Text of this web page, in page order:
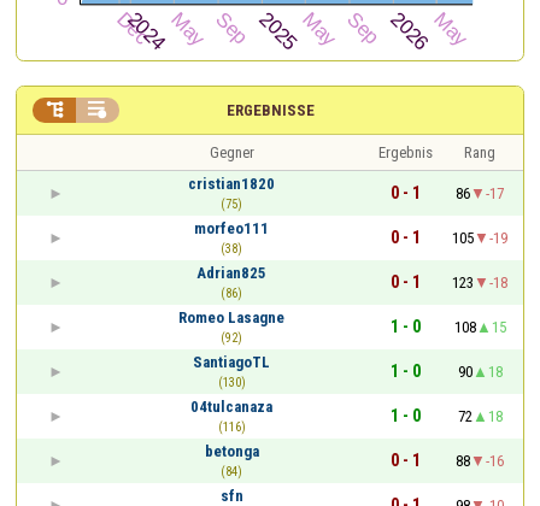
ERGEBNISSE
 
Gegner Ergebnis
Rang
cristian1820
(75)
0 - 1 86
-17
morfeo111
(38)
0 - 1 105
-19
Adrian825
(86)
0 - 1 123
-18
Romeo Lasagne
(92)
1 - 0 108
15
SantiagoTL
(130)
1 - 0 90
18
04tulcanaza
(116)
1 - 0 72
18
betonga
(84)
0 - 1 88
-16
sfn